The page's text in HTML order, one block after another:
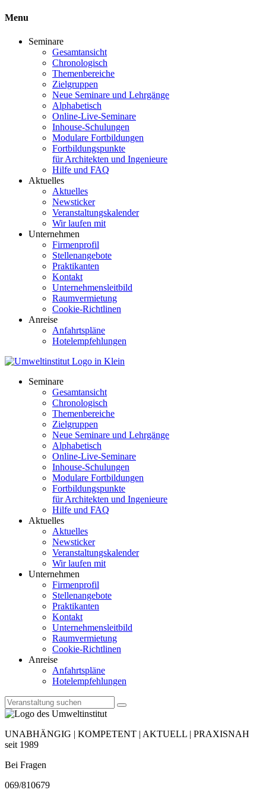
Menu
Seminare
Gesamtansicht
Chronologisch
Themenbereiche
Zielgruppen
Neue Seminare und Lehrgänge
Alphabetisch
Online-Live-Seminare
Inhouse-Schulungen
Modulare Fortbildungen
Fortbildungspunkte
für Architekten und Ingenieure
Hilfe und FAQ
Aktuelles
Aktuelles
Newsticker
Veranstaltungskalender
Wir laufen mit
Unternehmen
Firmenprofil
Stellenangebote
Praktikanten
Kontakt
Unternehmensleitbild
Raumvermietung
Cookie-Richtlinen
Anreise
Anfahrtspläne
Hotelempfehlungen
Seminare
Gesamtansicht
Chronologisch
Themenbereiche
Zielgruppen
Neue Seminare und Lehrgänge
Alphabetisch
Online-Live-Seminare
Inhouse-Schulungen
Modulare Fortbildungen
Fortbildungspunkte
für Architekten und Ingenieure
Hilfe und FAQ
Aktuelles
Aktuelles
Newsticker
Veranstaltungskalender
Wir laufen mit
Unternehmen
Firmenprofil
Stellenangebote
Praktikanten
Kontakt
Unternehmensleitbild
Raumvermietung
Cookie-Richtlinen
Anreise
Anfahrtspläne
Hotelempfehlungen
UNABHÄNGIG | KOMPETENT | AKTUELL | PRAXISNAH
seit 1989
Bei Fragen
069/810679